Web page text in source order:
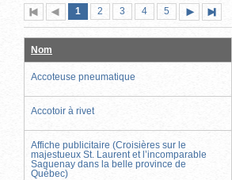
Première
page
Page
précédente
Page
1 (page
actuelle)
Page
2 Page
3 Page
4 Page
5
suivante
page
Nom
Accoteuse pneumatique
Accotoir à rivet
Affiche publicitaire (Croisières sur le
majestueux St. Laurent et l’incomparable
Saguenay dans la belle province de
Québec)